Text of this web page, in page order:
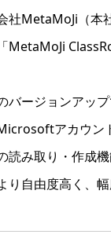
社MetaMoJi（本
MetaMoJi
バージョンアッ
アカウン
読み取り・作成
り自由度高く、